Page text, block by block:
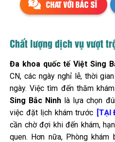
Chất lượng dịch vụ vượt
Đa khoa quốc tế Việt Sing
CN, các ngày nghỉ lễ, thời
ngày.Việc tìm đến thăm
Sing Bắc Ninh là lựa chọn
việc đặt lịch khám trước [TẠI
cần chờ đợi khi đến khám,
quen. Hơn nữa, Phòng